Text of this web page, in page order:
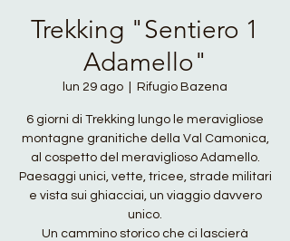
Trekking "Sentiero 1
Adamello"
lun 29 ago Rifugio Bazena
6 giorni di Trekking lungo le meravigliose
montagne granitiche della Val Camonica,
al cospetto del meraviglioso Adamello.
Paesaggi unici, vette, tricee, strade militari
e vista sui ghiacciai, un viaggio davvero
unico.
Un cammino storico che ci lascierà